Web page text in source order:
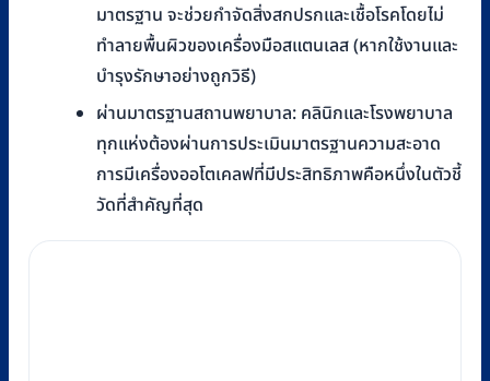
มาตรฐาน จะช่วยกำจัดสิ่งสกปรกและเชื้อโรคโดยไม่
ทำลายพื้นผิวของเครื่องมือสแตนเลส (หากใช้งานและ
บำรุงรักษาอย่างถูกวิธี)
ผ่านมาตรฐานสถานพยาบาล: คลินิกและโรงพยาบาล
ทุกแห่งต้องผ่านการประเมินมาตรฐานความสะอาด
การมีเครื่องออโตเคลฟที่มีประสิทธิภาพคือหนึ่งในตัวชี้
วัดที่สำคัญที่สุด